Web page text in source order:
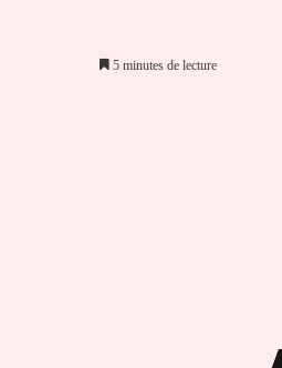
5 minutes de lecture